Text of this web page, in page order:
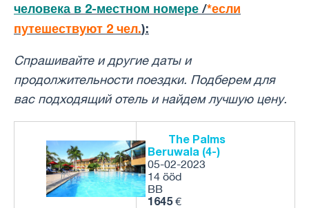
человека в 2-местном номере /*если
путешествуют 2 чел.):
Спрашивайте и другие даты и ​​
продолжительности поездки. Подберем для
вас подходящий отель и найдем лучшую цену.
The Palms
Beruwala (4-)
05-02-2023
14 ööd
BB
1645€